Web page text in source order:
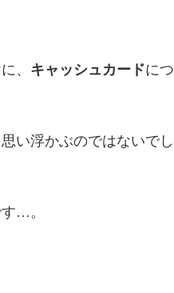
、 キャッシュカードにつ
い浮かぶのではないでし
…。